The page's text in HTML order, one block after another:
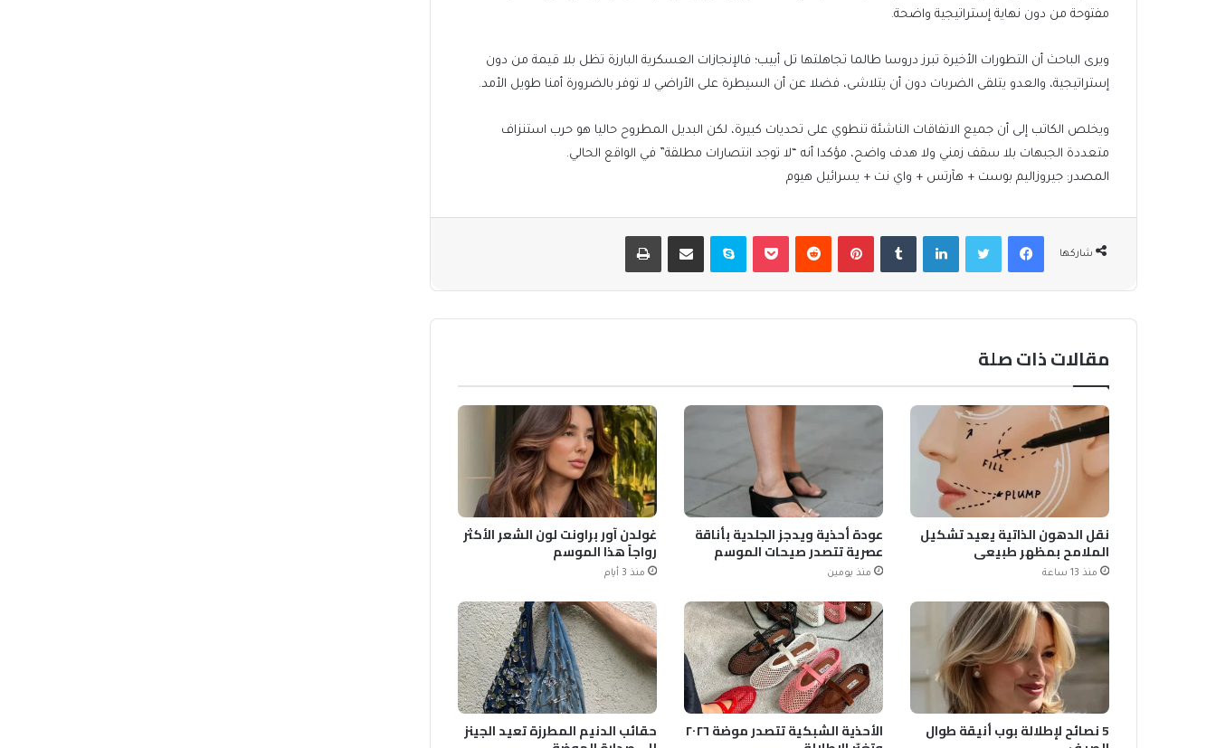
مفتوحة من دون نهاية إستراتيجية واضحة.
ويرى الباحث أن التطورات الأخيرة تبرز دروسا طالما تجاهلتها تل أبيب؛ فالإنجازات العسكرية البارزة تظل بلا قيمة من دون
إستراتيجية، والعدو يتلقى الضربات دون أن يتلاشى، فضلا عن أن السيطرة على الأراضي لا توفر بالضرورة أمنا طويل الأمد.
ويخلص الكاتب إلى أن جميع الاتفاقات الناشئة تنطوي على تحديات كبيرة، لكن البديل المطروح حاليا هو حرب استنزاف
متعددة الجبهات بلا سقف زمني ولا هدف واضح، مؤكدا أنه “لا توجد انتصارات مطلقة” في الواقع الحالي.
المصدر: جيروزاليم بوست + هآرتس + واي نت + يسرائيل هيوم
شاركها
فيسبوكتويتر لينكدإن بينتيريست بوكيت سكايب مشاركة عبر البريد طباعة
مقالات ذات صلة
نقل الدهون الذاتية يعيد تشكيل
الملامح بمظهر طبيعي
منذ 13 ساعة
عودة أحذية ويدجز الجلدية بأناقة
عصرية تتصدر صيحات الموسم
منذ يومين
غولدن آور براونت لون الشعر الأكثر
رواجاً هذا الموسم
منذ 3 أيام
5 نصائح لإطلالة بوب أنيقة طوال الأحذية الشبكية تتصدر موضة ٢٠٢٦ حقائب الدنيم المطرزة تعيد الجينز